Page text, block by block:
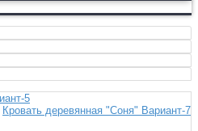
5
Кровать деревянная "Соня" Вариант-7